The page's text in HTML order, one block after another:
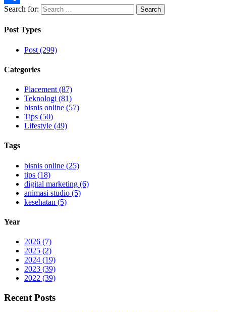
Share
Search for:
Post Types
Post (299)
Categories
Placement (87)
Teknologi (81)
bisnis online (57)
Tips (50)
Lifestyle (49)
Tags
bisnis online (25)
tips (18)
digital marketing (6)
animasi studio (5)
kesehatan (5)
Year
2026 (7)
2025 (2)
2024 (19)
2023 (39)
2022 (39)
Recent Posts